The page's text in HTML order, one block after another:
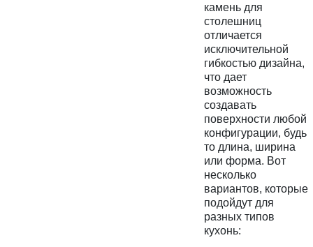
камень для
столешниц
отличается
исключительной
гибкостью дизайна,
что дает
возможность
создавать
поверхности любой
конфигурации, будь
то длина, ширина
или форма. Вот
несколько
вариантов, которые
подойдут для
разных типов
кухонь: